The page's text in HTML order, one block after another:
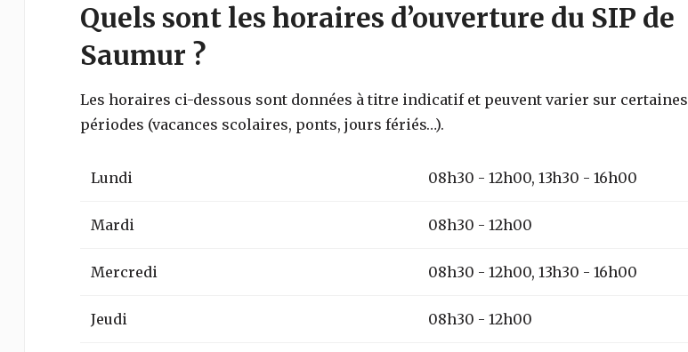
Quels sont les horaires d’ouverture du SIP de
Saumur ?
Les horaires ci-dessous sont données à titre indicatif et peuvent varier sur certaines
périodes (vacances scolaires, ponts, jours fériés…).
Lundi 08h30 - 12h00, 13h30 - 16h00
Mardi 08h30 - 12h00
Mercredi 08h30 - 12h00, 13h30 - 16h00
Jeudi 08h30 - 12h00